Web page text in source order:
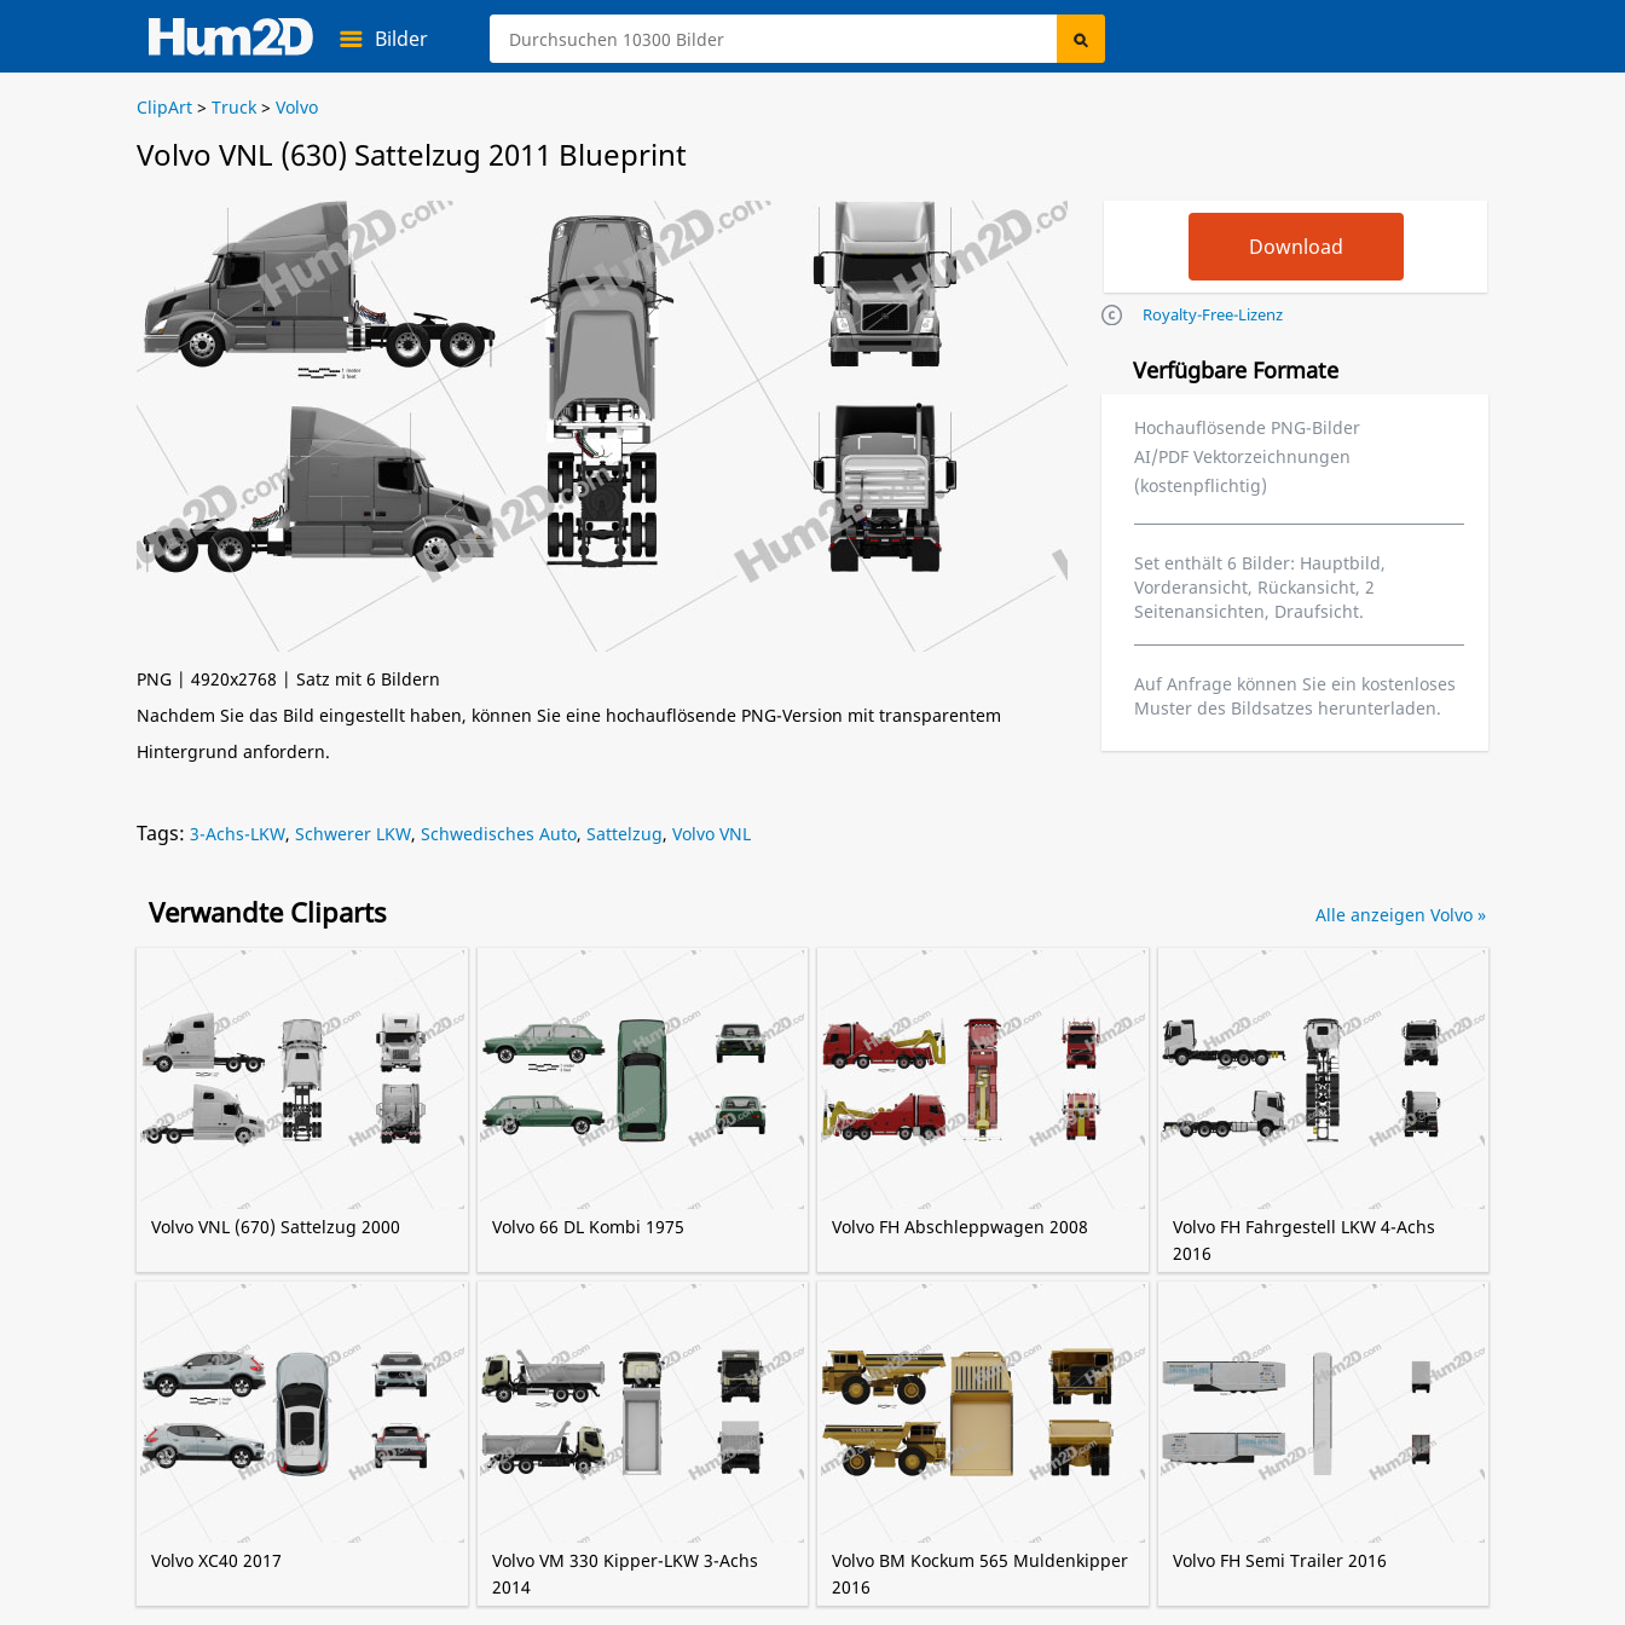
Bilder
ClipArt > Truck > Volvo
Volvo VNL (630) Sattelzug 2011 Blueprint
PNG | 4920x2768 | Satz mit 6 Bildern
Nachdem Sie das Bild eingestellt haben, können Sie eine hochauflösende PNG-Version mit transparentem
Hintergrund anfordern.
Royalty-Free-Lizenz
Verfügbare Formate
Hochauflösende PNG-Bilder
AI/PDF Vektorzeichnungen
(kostenpflichtig)
Set enthält 6 Bilder: Hauptbild,
Vorderansicht, Rückansicht, 2
Seitenansichten, Draufsicht.
Auf Anfrage können Sie ein kostenloses
Muster des Bildsatzes herunterladen.
Tags: 3-Achs-LKW, Schwerer LKW, Schwedisches Auto, Sattelzug, Volvo VNL
Verwandte Cliparts
Volvo VNL (670) Sattelzug 2000 Volvo 66 DL Kombi 1975 Volvo FH Abschleppwagen 2008
Volvo FH Fahrgestell LKW 4-Achs
2016
Volvo XC40 2017
Volvo VM 330 Kipper-LKW 3-Achs
2014
Volvo BM Kockum 565 Muldenkipper
2016
Volvo FH Semi Trailer 2016
Alle anzeigen Volvo »